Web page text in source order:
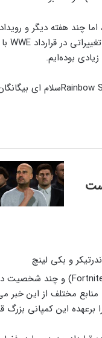
بوده‌ایم.
سلام ای
برعهده این کمپانی بزرگ